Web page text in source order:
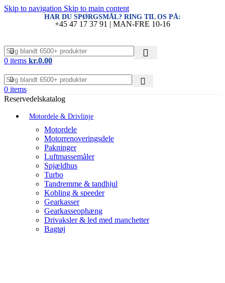
Skip to navigation Skip to main content
HAR DU SPØRGSMÅL? RING TIL OS PÅ:
+45 47 17 37 91 | MAN-FRE 10-16
0 items kr.0.00
0 items
Reservedelskatalog
Motordele & Drivlinje
Motordele
Motorrenoveringsdele
Pakninger
Luftmassemåler
Spjældhus
Turbo
Tandremme & tandhjul
Kobling & speeder
Gearkasser
Gearkasseophæng
Drivaksler & led med manchetter
Bagtøj